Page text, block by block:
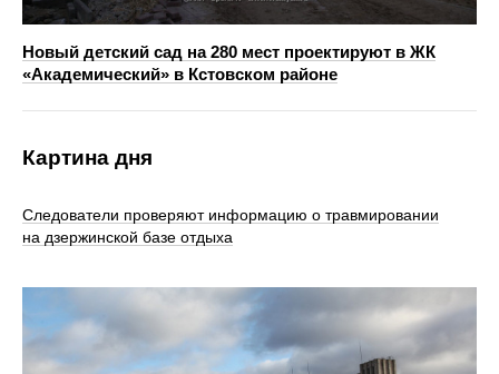
Новый детский сад на 280 мест проектируют в ЖК
«Академический» в Кстовском районе
Картина дня
Следователи проверяют информацию о травмировании
на дзержинской базе отдыха